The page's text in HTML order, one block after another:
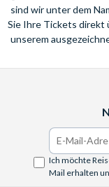
sind wir unter dem
Sie Ihre Tickets direkt
unserem
Ich möchte
Mail erhalten